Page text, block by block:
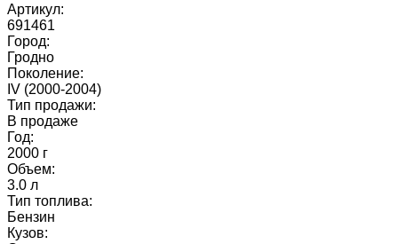
Артикул:
691461
Город:
Гродно
Поколение:
IV (2000-2004)
Тип продажи:
В продаже
Год:
2000 г
Объем:
3.0 л
Тип топлива:
Бензин
Кузов: